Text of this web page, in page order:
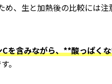
、生と加熱後の比較には注
を含みながら、**酸っぱく
。